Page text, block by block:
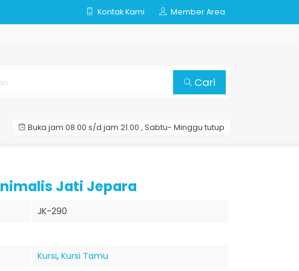
Kontak Kami Member Area
Cari
Buka jam 08.00 s/d jam 21.00 , Sabtu- Minggu tutup
Jati Jepara
JK-290
Kursi, Kursi Tamu